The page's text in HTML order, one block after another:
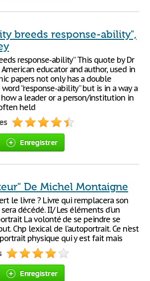
breeds response-ability",
response-ability” This quote by Dr
American educator and author, used in
papers not only has a double
“response-ability” but is in a way a
a leader or a person/institution in
held
Enregistrer
De Michel Montaigne
le livre ? Livre qui remplacera son
décédé. II/ Les éléments d'un
La volonté de se peindre se
Chp lexical de l'autoportrait. Ce n'est
physique qui y est fait mais
Enregistrer